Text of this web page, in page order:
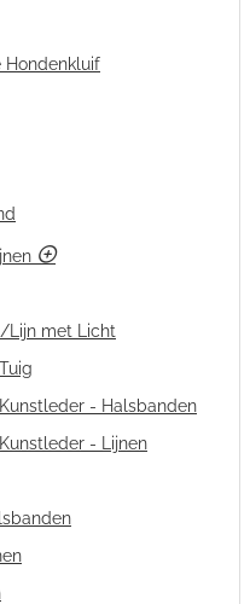
Hondenkluif
Lijn met Licht
Kunstleder - Halsbanden
Kunstleder - Lijnen